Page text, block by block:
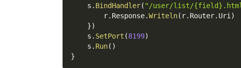
    s
. BindHandler( "/user/list/
        r
. Response.Writeln( r. Router. Uri )
})
    s
. SetPort (8199)
    s
. Run( )
}